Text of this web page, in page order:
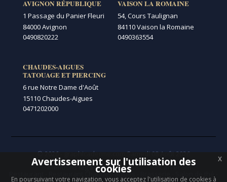
AVIGNON RÉPUBLIQUE
1 Passage du Panier Fleuri
84000 Avignon
0490820222
CHAUDES-AIGUES
TATOUAGE ET PIERCING
6 rue Notre Dame d'Août
15110 Chaudes-Aigues
0471202000
VAISON LA ROMAINE
54, Cours Taulignan
84110 Vaison la Romaine
0490363554
© 2026 - graphicaderme.com Samedi 08 Août 2026
Menu secondaireMentions légales Carrécom
Restaurant Chaudes-aigues
Avertissement sur l'utilisation des
cookies
En poursuivant votre navigation, vous acceptez l'utilisation de cookies à
x